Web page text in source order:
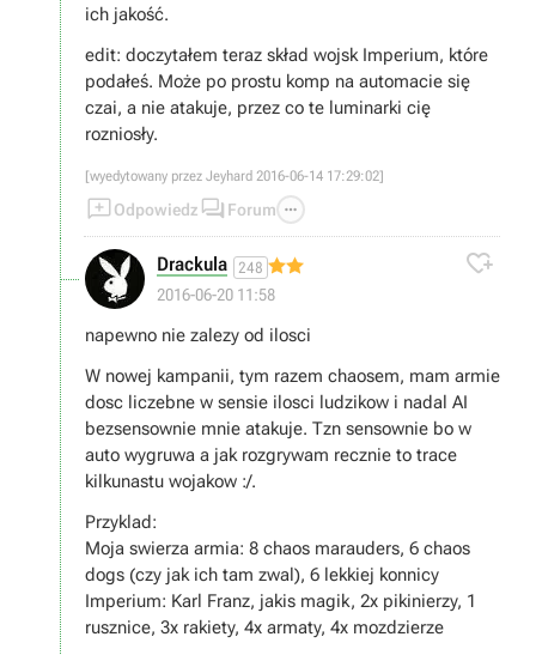
ich jakość.
edit: doczytałem teraz skład wojsk Imperium, które
podałeś. Może po prostu komp na automacie się
czai, a nie atakuje, przez co te luminarki cię
rozniosły.
[wyedytowany przez Jeyhard 2016-06-14 17:29:02]
Odpowiedz  Forum 
Drackula 248
2016-06-20 11:58

napewno nie zalezy od ilosci
W nowej kampanii, tym razem chaosem, mam armie
dosc liczebne w sensie ilosci ludzikow i nadal AI
bezsensownie mnie atakuje. Tzn sensownie bo w
auto wygruwa a jak rozgrywam recznie to trace
kilkunastu wojakow :/.
Przyklad:
Moja swierza armia: 8 chaos marauders, 6 chaos
dogs (czy jak ich tam zwal), 6 lekkiej konnicy
Imperium: Karl Franz, jakis magik, 2x pikinierzy, 1
rusznice, 3x rakiety, 4x armaty, 4x mozdzierze